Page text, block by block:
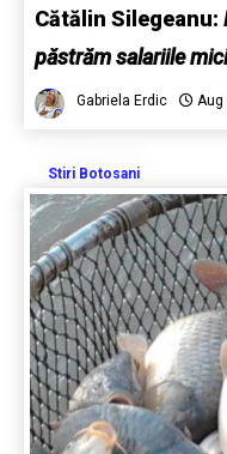
Cătălin Silegeanu:
păstrăm salariile
Gabriela Erdic Aug
Stiri Botosani